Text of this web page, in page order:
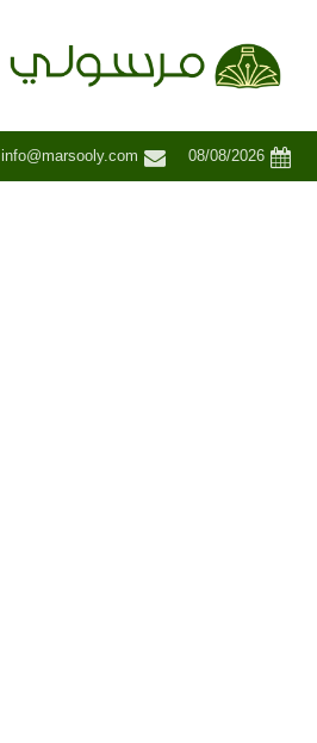
08/08/2026
info@marsooly.com